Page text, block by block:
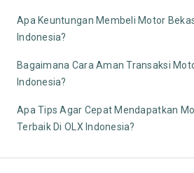
Apa Keuntungan Membeli Motor
Indonesia?
Bagaimana Cara Aman Transaksi
Indonesia?
Apa Tips Agar Cepat Mendapatkan
Terbaik Di OLX Indonesia?